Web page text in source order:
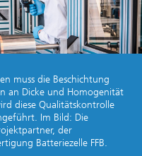
muss die Beschichtung
an Dicke und Homogenität
diese Qualitätskontrolle
Im Bild: Die
der
Batteriezelle FFB.